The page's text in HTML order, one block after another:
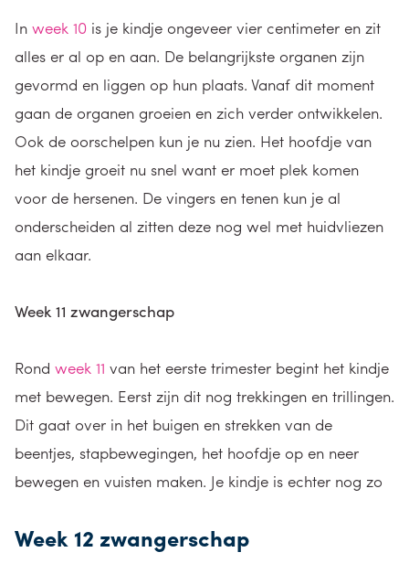
In week 10 is je kindje ongeveer vier centimeter en zit
alles er al op en aan. De belangrijkste organen zijn
gevormd en liggen op hun plaats. Vanaf dit moment
gaan de organen groeien en zich verder ontwikkelen.
Ook de oorschelpen kun je nu zien. Het hoofdje van
het kindje groeit nu snel want er moet plek komen
voor de hersenen. De vingers en tenen kun je al
onderscheiden al zitten deze nog wel met huidvliezen
aan elkaar.
Week 11 zwangerschap
Rond week 11 van het eerste trimester begint het kindje
met bewegen. Eerst zijn dit nog trekkingen en trillingen.
Dit gaat over in het buigen en strekken van de
beentjes, stapbewegingen, het hoofdje op en neer
bewegen en vuisten maken. Je kindje is echter nog zo
Week 12 zwangerschap